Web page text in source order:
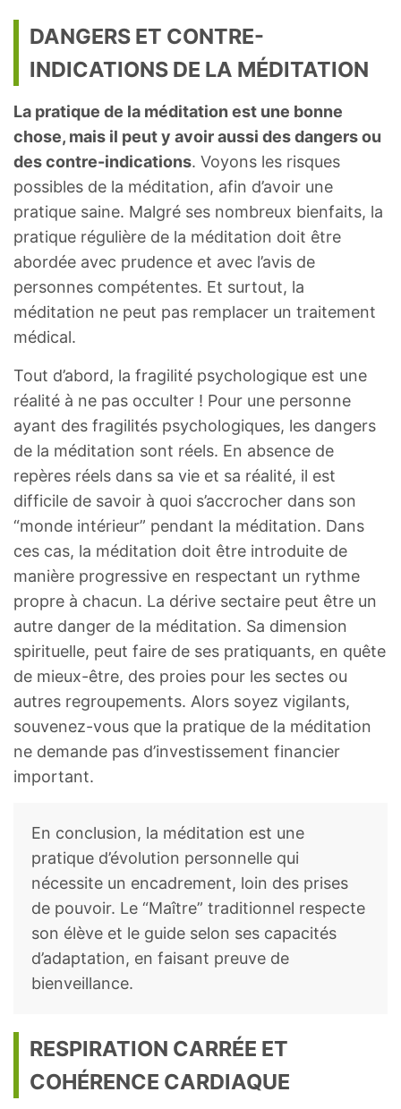
DANGERS ET CONTRE-
INDICATIONS DE LA MÉDITATION
La pratique de la méditation est une bonne
chose, mais il peut y avoir aussi des dangers ou
des contre-indications. Voyons les risques
possibles de la méditation, afin d’avoir une
pratique saine. Malgré ses nombreux bienfaits, la
pratique régulière de la méditation doit être
abordée avec prudence et avec l’avis de
personnes compétentes. Et surtout, la
méditation ne peut pas remplacer un traitement
médical.
Tout d’abord, la fragilité psychologique est une
réalité à ne pas occulter ! Pour une personne
ayant des fragilités psychologiques, les dangers
de la méditation sont réels. En absence de
repères réels dans sa vie et sa réalité, il est
difficile de savoir à quoi s’accrocher dans son
“monde intérieur” pendant la méditation. Dans
ces cas, la méditation doit être introduite de
manière progressive en respectant un rythme
propre à chacun. La dérive sectaire peut être un
autre danger de la méditation. Sa dimension
spirituelle, peut faire de ses pratiquants, en quête
de mieux-être, des proies pour les sectes ou
autres regroupements. Alors soyez vigilants,
souvenez-vous que la pratique de la méditation
ne demande pas d’investissement financier
important.
En conclusion, la méditation est une
pratique d’évolution personnelle qui
nécessite un encadrement, loin des prises
de pouvoir. Le “Maître” traditionnel respecte
son élève et le guide selon ses capacités
d’adaptation, en faisant preuve de
bienveillance.
RESPIRATION CARRÉE ET
COHÉRENCE CARDIAQUE